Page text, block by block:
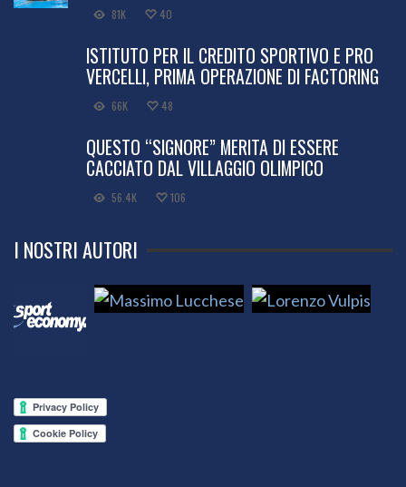
81K 40
ISTITUTO PER IL CREDITO SPORTIVO E PRO
VERCELLI, PRIMA OPERAZIONE DI FACTORING
66K 48
QUESTO “SIGNORE” MERITA DI ESSERE
CACCIATO DAL VILLAGGIO OLIMPICO
56.4K 106
I NOSTRI AUTORI